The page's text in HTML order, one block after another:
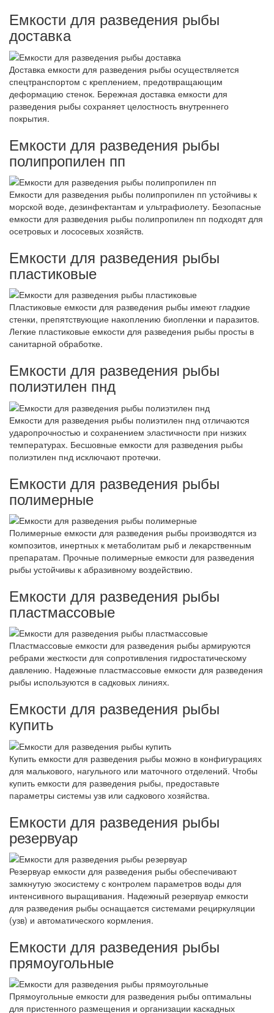
Емкости для разведения рыбы
доставка
Доставка емкости для разведения рыбы осуществляется
спецтранспортом с креплением, предотвращающим
деформацию стенок. Бережная доставка емкости для
разведения рыбы сохраняет целостность внутреннего
покрытия.
Емкости для разведения рыбы
полипропилен пп
Емкости для разведения рыбы полипропилен пп устойчивы к
морской воде, дезинфектантам и ультрафиолету. Безопасные
емкости для разведения рыбы полипропилен пп подходят для
осетровых и лососевых хозяйств.
Емкости для разведения рыбы
пластиковые
Пластиковые емкости для разведения рыбы имеют гладкие
стенки, препятствующие накоплению биопленки и паразитов.
Легкие пластиковые емкости для разведения рыбы просты в
санитарной обработке.
Емкости для разведения рыбы
полиэтилен пнд
Емкости для разведения рыбы полиэтилен пнд отличаются
ударопрочностью и сохранением эластичности при низких
температурах. Бесшовные емкости для разведения рыбы
полиэтилен пнд исключают протечки.
Емкости для разведения рыбы
полимерные
Полимерные емкости для разведения рыбы производятся из
композитов, инертных к метаболитам рыб и лекарственным
препаратам. Прочные полимерные емкости для разведения
рыбы устойчивы к абразивному воздействию.
Емкости для разведения рыбы
пластмассовые
Пластмассовые емкости для разведения рыбы армируются
ребрами жесткости для сопротивления гидростатическому
давлению. Надежные пластмассовые емкости для разведения
рыбы используются в садковых линиях.
Емкости для разведения рыбы
купить
Купить емкости для разведения рыбы можно в конфигурациях
для малькового, нагульного или маточного отделений. Чтобы
купить емкости для разведения рыбы, предоставьте
параметры системы узв или садкового хозяйства.
Емкости для разведения рыбы
резервуар
Резервуар емкости для разведения рыбы обеспечивают
замкнутую экосистему с контролем параметров воды для
интенсивного выращивания. Надежный резервуар емкости
для разведения рыбы оснащается системами рециркуляции
(узв) и автоматического кормления.
Емкости для разведения рыбы
прямоугольные
Прямоугольные емкости для разведения рыбы оптимальны
для пристенного размещения и организации каскадных